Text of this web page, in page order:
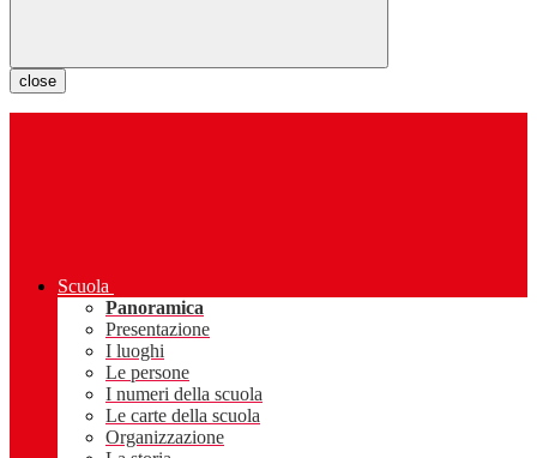
close
Scuola
Panoramica
Presentazione
I luoghi
Le persone
I numeri della scuola
Le carte della scuola
Organizzazione